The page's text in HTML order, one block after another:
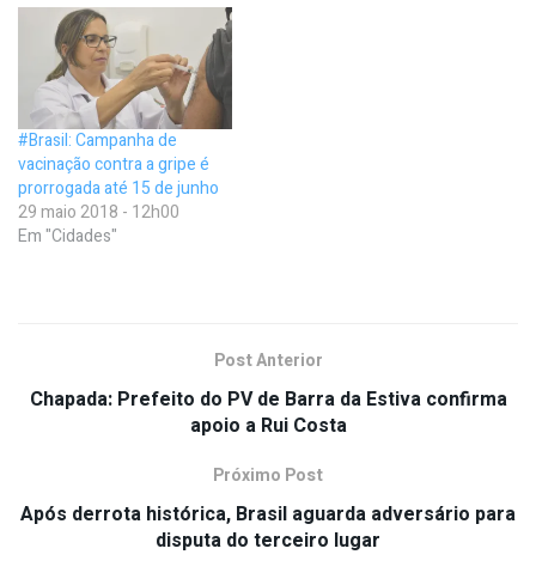
#Brasil: Campanha de
vacinação contra a gripe é
prorrogada até 15 de junho
29 maio 2018 - 12h00
Em "Cidades"
Post Anterior
Chapada: Prefeito do PV de Barra da Estiva confirma
apoio a Rui Costa
Próximo Post
Após derrota histórica, Brasil aguarda adversário para
disputa do terceiro lugar